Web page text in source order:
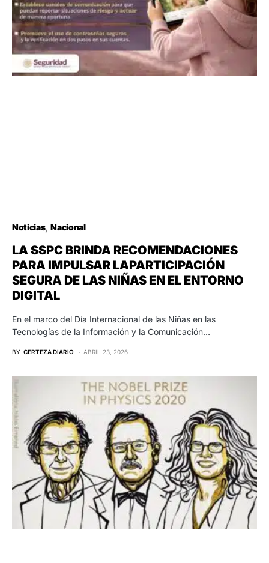
Noticias Nacional
LA SSPC BRINDA RECOMENDACIONES
PARA IMPULSAR LAPARTICIPACIÓN
SEGURA DE LAS NIÑAS EN EL ENTORNO
DIGITAL
En el marco del Día Internacional de las Niñas en las
Tecnologías de la Información y la Comunicación…
BY CERTEZA DIARIO ABRIL 23, 2026